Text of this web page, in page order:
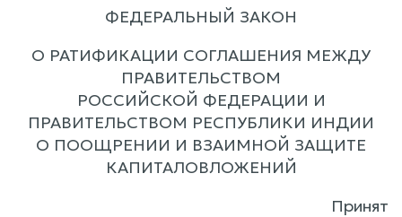
ФЕДЕРАЛЬНЫЙ ЗАКОН
О РАТИФИКАЦИИ СОГЛАШЕНИЯ МЕЖДУ
ПРАВИТЕЛЬСТВОМ
РОССИЙСКОЙ ФЕДЕРАЦИИ И
ПРАВИТЕЛЬСТВОМ РЕСПУБЛИКИ ИНДИИ
О ПООЩРЕНИИ И ВЗАИМНОЙ ЗАЩИТЕ
КАПИТАЛОВЛОЖЕНИЙ
Принят